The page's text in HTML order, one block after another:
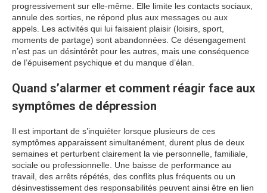
progressivement sur elle-même. Elle limite les contacts sociaux,
annule des sorties, ne répond plus aux messages ou aux
appels. Les activités qui lui faisaient plaisir (loisirs, sport,
moments de partage) sont abandonnées. Ce désengagement
n’est pas un désintérêt pour les autres, mais une conséquence
de l’épuisement psychique et du manque d’élan.
Quand s’alarmer et comment réagir face aux
symptômes de dépression
Il est important de s’inquiéter lorsque plusieurs de ces
symptômes apparaissent simultanément, durent plus de deux
semaines et perturbent clairement la vie personnelle, familiale,
sociale ou professionnelle. Une baisse de performance au
travail, des arrêts répétés, des conflits plus fréquents ou un
désinvestissement des responsabilités peuvent ainsi être en lien